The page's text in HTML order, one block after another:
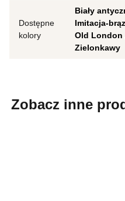
Dostępne
kolory
Biały
Imitacja-
Old London
Zielonkawy
Zobacz inne